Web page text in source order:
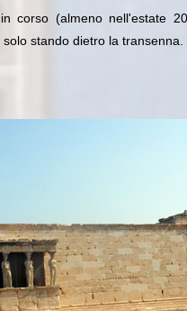
corso (almeno nell'estate
stando dietro la transenna.